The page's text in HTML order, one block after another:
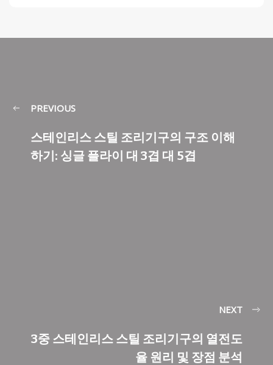
PREVIOUS
스테인리스 스틸 조리기구의 구조 이해
하기: 싱글 플라이 대 3겹 대 5겹
NEXT
3중 스테인리스 스틸 조리기구의 열전도
율 원리 및 장점 분석